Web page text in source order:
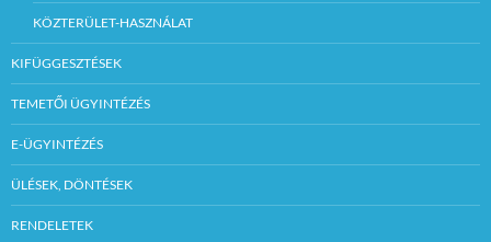
KÖZTERÜLET-HASZNÁLAT
KIFÜGGESZTÉSEK
TEMETŐI ÜGYINTÉZÉS
E-ÜGYINTÉZÉS
ÜLÉSEK, DÖNTÉSEK
RENDELETEK